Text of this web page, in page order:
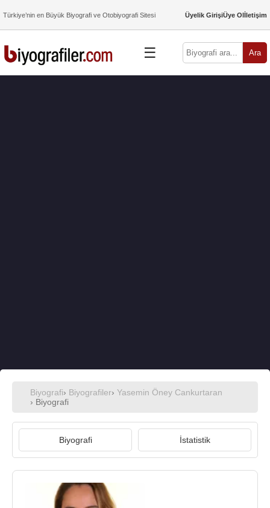
Türkiye’nin en Büyük Biyografi ve Otobiyografi Sitesi Üyelik GirişiÜye Olİletişim
☰ Ara
Biyografi› Biyografiler› Yasemin Öney Cankurtaran
› Biyografi
Biyografi İstatistik